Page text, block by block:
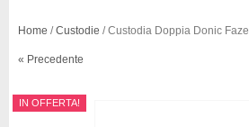
Home /Custodie / Custodia Doppia Donic Faze
« Precedente
IN OFFERTA!